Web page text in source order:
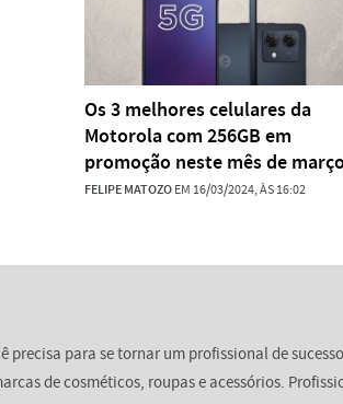
Os 3 melhores celulares da
Motorola com 256GB em
promoção neste mês de
FELIPE MATOZOEM 16/03/2024, ÀS 16:02
precisa para se tornar um profissional de
de cosméticos, roupas e acessórios.